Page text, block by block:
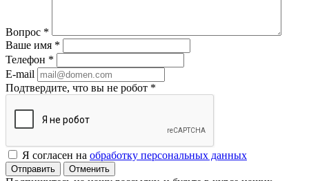
Вопрос *
Ваше имя *
Телефон *
E-mail
Подтвердите, что вы не робот *
Я согласен на обработку персональных данных
Отменить